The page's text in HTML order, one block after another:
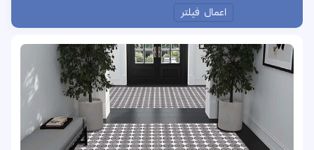
اعمال فیلتر